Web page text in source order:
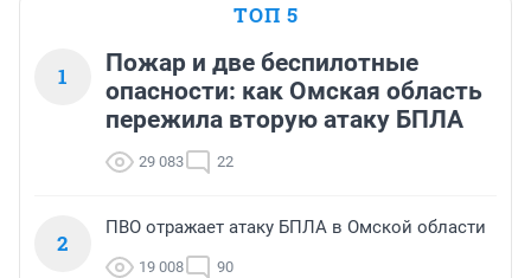
ТОП 5
1
Пожар и две беспилотные
опасности: как Омская область
пережила вторую атаку БПЛА
29 083 22
2
ПВО отражает атаку БПЛА в Омской области
19 008 90